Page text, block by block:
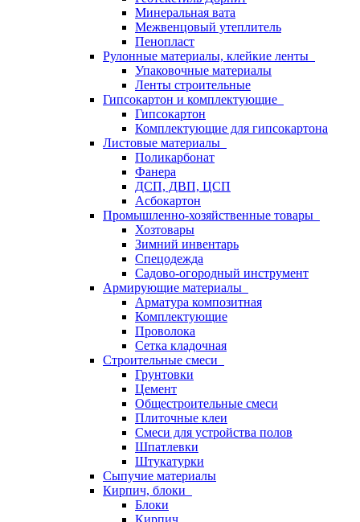
Минеральная вата
Межвенцовый утеплитель
Пенопласт
Рулонные материалы, клейкие ленты
Упаковочные материалы
Ленты строительные
Гипсокартон и комплектующие
Гипсокартон
Комплектующие для гипсокартона
Листовые материалы
Поликарбонат
Фанера
ДСП, ДВП, ЦСП
Асбокартон
Промышленно-хозяйственные товары
Хозтовары
Зимний инвентарь
Спецодежда
Садово-огородный инструмент
Армирующие материалы
Арматура композитная
Комплектующие
Проволока
Сетка кладочная
Строительные смеси
Грунтовки
Цемент
Общестроительные смеси
Плиточные клеи
Смеси для устройства полов
Шпатлевки
Штукатурки
Сыпучие материалы
Кирпич, блоки
Блоки
Кирпич